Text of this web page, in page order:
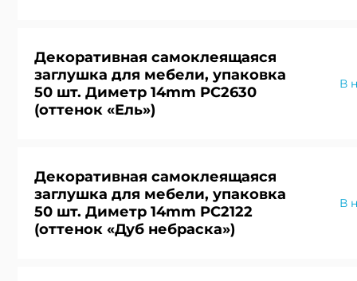
Декоративная самоклеящаяся
заглушка для мебели, упаковка
50 шт. Диметр 14mm PC2630
(оттенок «Ель»)
В
Декоративная самоклеящаяся
заглушка для мебели, упаковка
50 шт. Диметр 14mm PC2122
(оттенок «Дуб небраска»)
В
Alternative:
Alternative: